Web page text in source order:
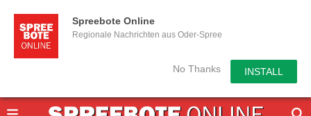
Spreebote Online
Regionale Nachrichten aus Oder-Spree
No Thanks INSTALL